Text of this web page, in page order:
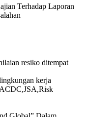
Terhadap Laporan
resiko ditempat
kerja